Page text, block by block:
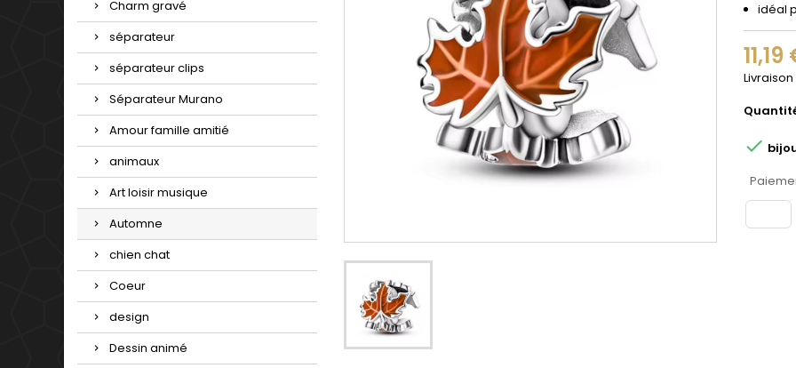
Charm gravé
séparateur
séparateur clips
Séparateur Murano
Amour famille amitié
animaux
Art loisir musique
Automne
chien chat
Coeur
design
Dessin animé
idéal
11,19
